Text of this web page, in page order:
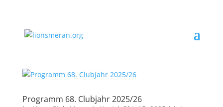
Programm 68. Clubjahr 2025/26